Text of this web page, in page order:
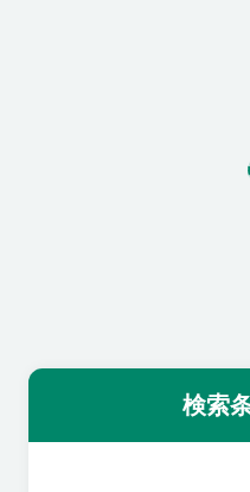
よくある
検索